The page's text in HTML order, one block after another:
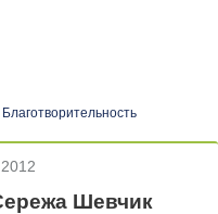
Благотворительность
Шевчик